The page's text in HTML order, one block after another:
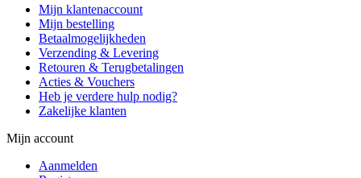
Mijn klantenaccount
Mijn bestelling
Betaalmogelijkheden
Verzending & Levering
Retouren & Terugbetalingen
Acties & Vouchers
Heb je verdere hulp nodig?
Zakelijke klanten
Mijn account
Aanmelden